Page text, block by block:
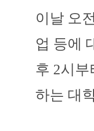
이날 오
업 등에
후 2시
하는 대